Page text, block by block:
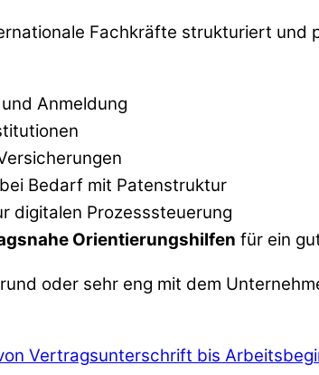
Fachkräfte strukturiert und
Anmeldung
Bedarf mit Patenstruktur
digitalen Prozesssteuerung
Orientierungshilfen für ein
oder sehr eng mit dem
Vertragsunterschrift bis